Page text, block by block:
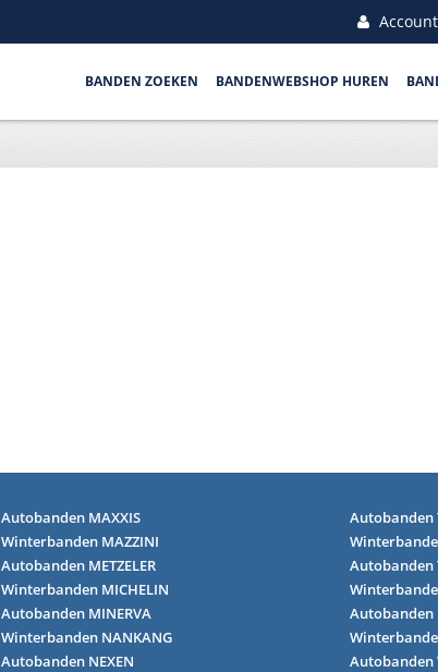
Account
BANDEN ZOEKEN BANDENWEBSHOP HUREN
Autobanden MAXXIS
Winterbanden MAZZINI
Autobanden METZELER
Winterbanden MICHELIN
Autobanden MINERVA
Winterbanden NANKANG
Autobanden NEXEN
Autobanden
Autobanden
Autobanden
Autobanden